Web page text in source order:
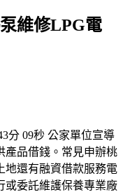
維修LPG電
分 09秒 公家單位宣導
產品借錢。常見申辦桃
地還有融資借款服務電
或委託維護保養專業廠